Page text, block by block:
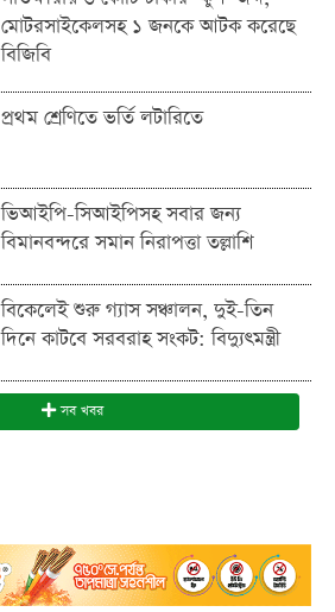
মোটরসাইকেলসহ ১ জনকে আটক করেছে
বিজিবি
প্রথম শ্রেণিতে ভর্তি লটারিতে
ভিআইপি-সিআইপিসহ সবার জন্য
বিমানবন্দরে সমান নিরাপত্তা তল্লাশি
বিকেলেই শুরু গ্যাস সঞ্চালন, দুই-তিন
দিনে কাটবে সরবরাহ সংকট: বিদ্যুৎমন্ত্রী
সব খবর